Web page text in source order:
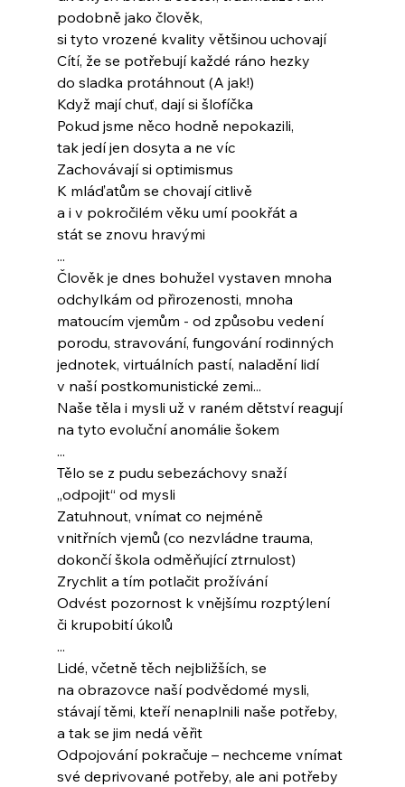
podobně jako člověk,
si tyto vrozené kvality většinou uchovají
Cítí, že se potřebují každé ráno hezky
do sladka protáhnout (A jak!)
Když mají chuť, dají si šlofíčka
Pokud jsme něco hodně nepokazili,
tak jedí jen dosyta a ne víc
Zachovávají si optimismus
K mláďatům se chovají citlivě
a i v pokročilém věku umí pookřát a
stát se znovu hravými
...
Člověk je dnes bohužel vystaven mnoha
odchylkám od přirozenosti, mnoha
matoucím vjemům - od způsobu vedení
porodu, stravování, fungování rodinných
jednotek, virtuálních pastí, naladění lidí
v naší postkomunistické zemi...
Naše těla i mysli už v raném dětství reagují
na tyto evoluční anomálie šokem
...
Tělo se z pudu sebezáchovy snaží
„odpojit“ od mysli
Zatuhnout, vnímat co nejméně
vnitřních vjemů (co nezvládne trauma,
dokončí škola odměňující ztrnulost)
Zrychlit a tím potlačit prožívání
Odvést pozornost k vnějšímu rozptýlení
či krupobití úkolů
...
Lidé, včetně těch nejbližších, se
na obrazovce naší podvědomé mysli,
stávají těmi, kteří nenaplnili naše potřeby,
a tak se jim nedá věřit
Odpojování pokračuje – nechceme vnímat
své deprivované potřeby, ale ani potřeby